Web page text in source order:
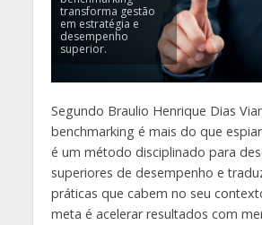
transforma gestão
em estratégia e
desempenho
superior.
Segundo Braulio Henrique Dias
benchmarking é mais do que
é um método disciplinado para
superiores de desempenho e
práticas que cabem no seu
meta é acelerar resultados com